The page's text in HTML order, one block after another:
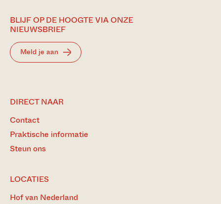
BLIJF OP DE HOOGTE VIA ONZE
NIEUWSBRIEF
Meld je aan
DIRECT NAAR
Contact
Praktische informatie
Steun ons
LOCATIES
Hof van Nederland